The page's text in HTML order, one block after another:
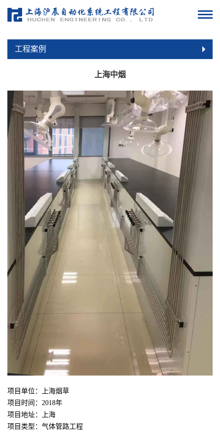
工程案例
上海中烟
项目单位：上海烟草
项目时间： 2018年
项目地址：上海
项目类型：气体管路工程